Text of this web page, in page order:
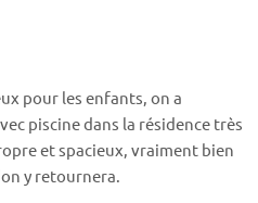
pour les enfants, on a
piscine dans la résidence très
et spacieux, vraiment bien
y retournera.